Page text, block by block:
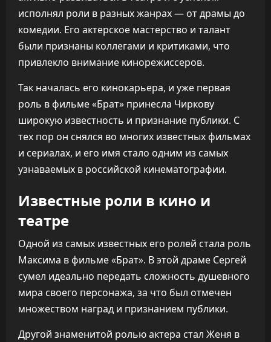
исполнял роли в разных жанрах — от драмы до
комедии. Его актерское мастерство и талант
были признаны коллегами и критиками, что
привлекло внимание кинорежиссеров.
Так началась его кинокарьера, и уже первая
роль в фильме «Брат» принесла Чиркову
широкую известность и признание публики. С
тех пор он снялся во многих известных фильмах
и сериалах, и его имя стало одним из самых
узнаваемых в российской кинематографии.
Известные роли в кино и
театре
Одной из самых известных его ролей стала роль
Максима в фильме «Брат». В этой драме Сергей
сумел идеально передать сложность душевного
мира своего персонажа, за что был отмечен
множеством наград и признанием публики.
Другой знаменитой ролью актера стал Женя в